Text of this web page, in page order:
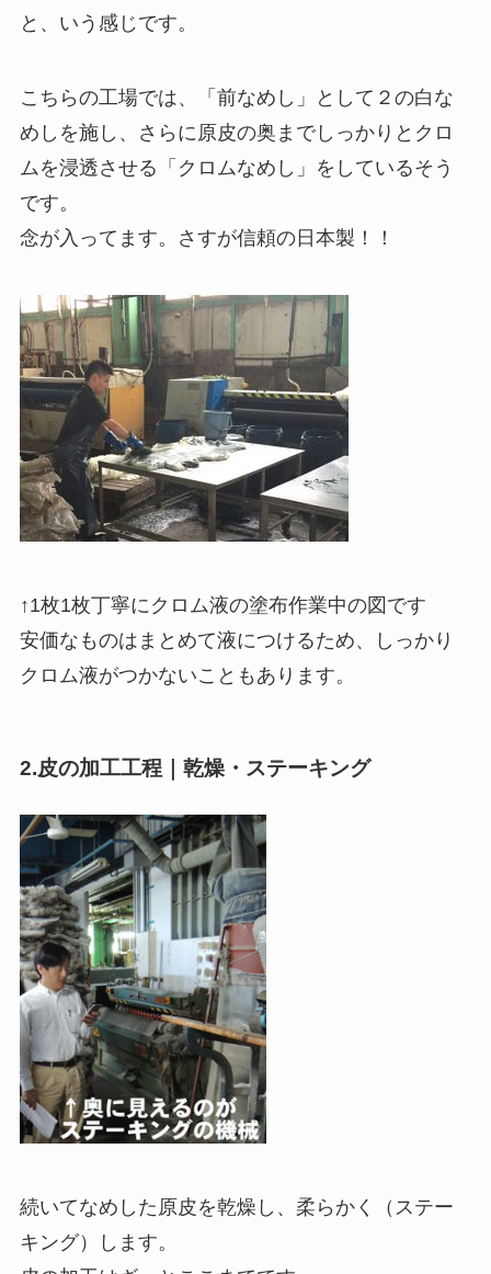
と、いう感じです。
こちらの工場では、「前なめし」として２の白な
めしを施し、さらに原皮の奥までしっかりとクロ
ムを浸透させる「クロムなめし」をしているそう
です。
念が入ってます。さすが信頼の日本製！！
↑1枚1枚丁寧にクロム液の塗布作業中の図です
安価なものはまとめて液につけるため、しっかり
クロム液がつかないこともあります。
2.皮の加工工程｜乾燥・ステーキング
続いてなめした原皮を乾燥し、柔らかく（ステー
キング）します。